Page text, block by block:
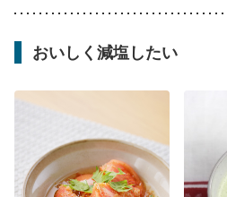
おいしく減塩したい